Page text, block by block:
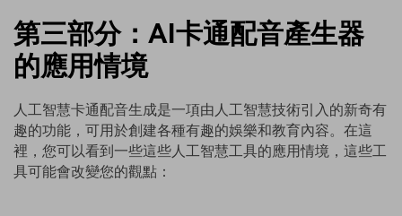
第三部分：AI卡通配音產生器
的應用情境
人工智慧卡通配音生成是一項由人工智慧技術引入的新奇有
趣的功能，可用於創建各種有趣的娛樂和教育內容。在這
裡，您可以看到一些這些人工智慧工具的應用情境，這些工
具可能會改變您的觀點：